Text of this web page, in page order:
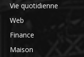
Vie quotidienne
Web
Finance
Maison